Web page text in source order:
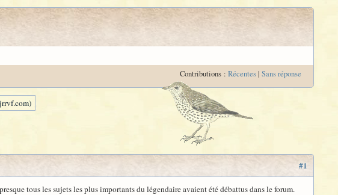
Contributions : Récentes| Sans réponse
#1
tous les sujets les plus importants du légendaire avaient été débattus dans le forum.